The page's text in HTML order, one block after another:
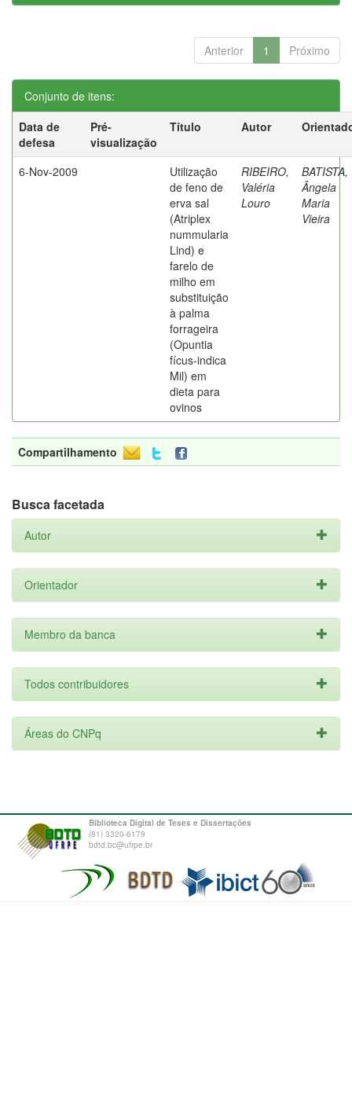
Anterior 1 Próximo
Conjunto de itens:
Data de
defesa
Pré-
visualização
Título Autor
6-Nov-2009
Utilização
de feno de
erva sal
(Atriplex
nummularia
Lind) e
farelo de
milho em
substituição
à palma
forrageira
(Opuntia
fícus-indica
Mil) em
dieta para
ovinos
RIBEIRO,
Valéria
Louro
BATISTA,
Ângela
Maria
Vieira
Compartilhamento
Busca facetada
Autor
Orientador
Membro da banca
Todos contribuidores
Áreas do CNPq
Biblioteca Digital de Teses e Dissertações
(81) 3320-6179
bdtd.bc@ufrpe.br